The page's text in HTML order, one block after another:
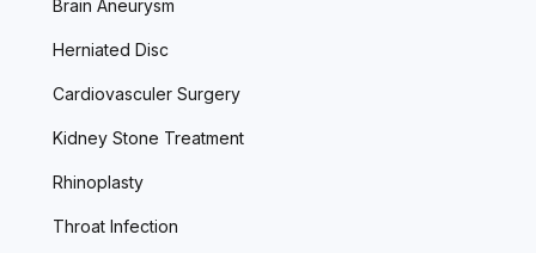
Brain Aneurysm
Herniated Disc
Cardiovasculer Surgery
Kidney Stone Treatment
Rhinoplasty
Throat Infection